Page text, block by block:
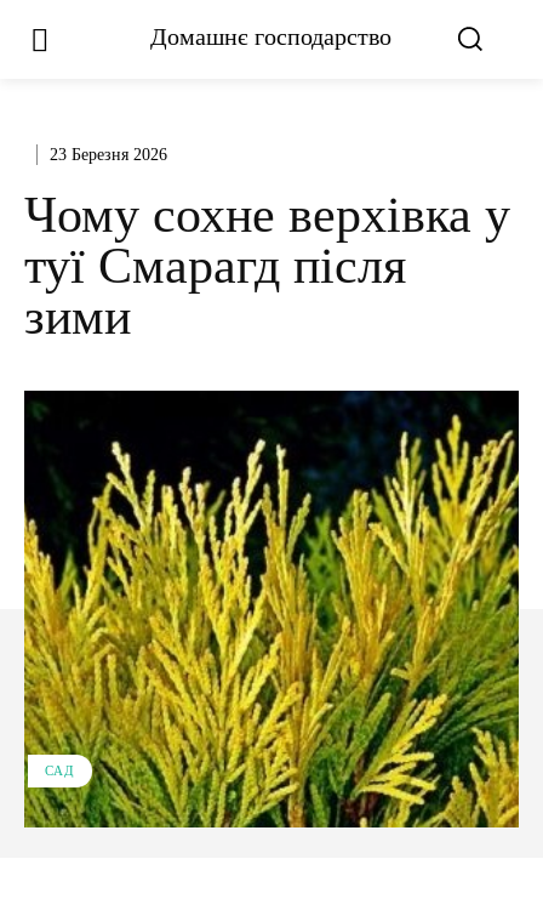
Домашнє господарство
23 Березня 2026
Чому сохне верхівка у
туї Смарагд після
зими
САД